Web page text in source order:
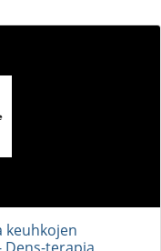
keuhkojen